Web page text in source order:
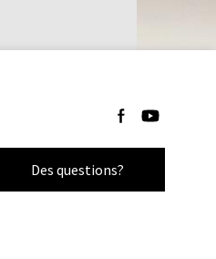
Suivez-nous sur
Suivez-nous
Des questions?